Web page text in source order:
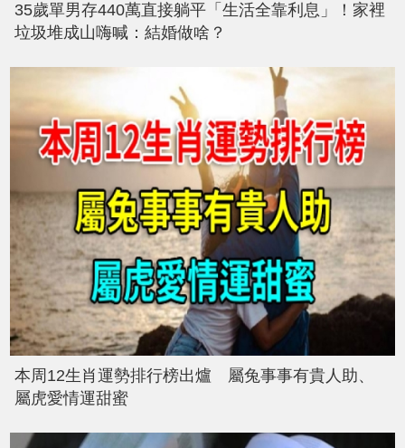
35歲單男存440萬直接躺平「生活全靠利息」！家裡
垃圾堆成山嗨喊：結婚做啥？
本周12生肖運勢排行榜出爐 屬兔事事有貴人助、
屬虎愛情運甜蜜